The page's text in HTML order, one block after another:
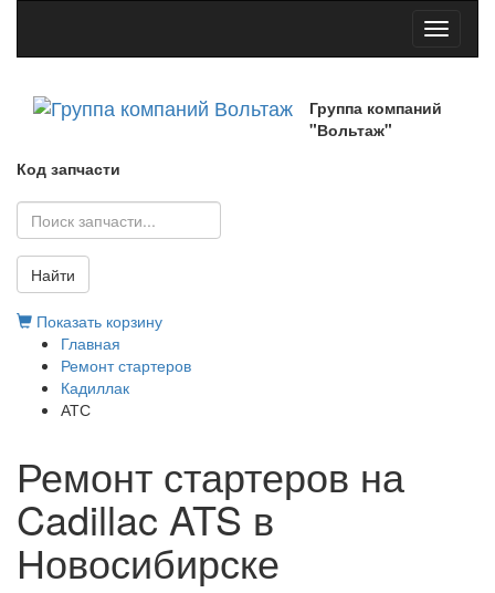
Toggle
Группа компаний
"Вольтаж"
Код запчасти
Найти
Показать корзину
Главная
Ремонт стартеров
Кадиллак
АТС
Ремонт стартеров на
Cadillac ATS в
Новосибирске